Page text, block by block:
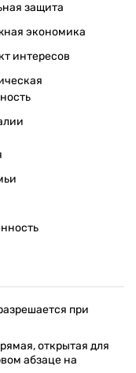
защита
экономика
интересов
при
открытая для
абзаце на